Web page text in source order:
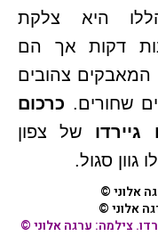
הללו היא צלקת
דקות אך הם
המאבקים צהובים
שחורים. כרכום
גיירדו של צפון
סגול.
. צילמה: ערגה אלוני ©